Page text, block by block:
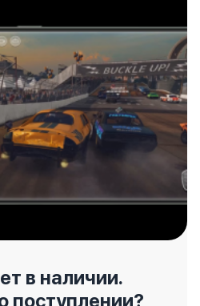
в наличии.
поступлении?